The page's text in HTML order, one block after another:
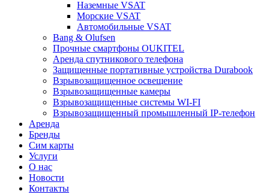
Наземные VSAT
Морские VSAT
Автомобильные VSAT
Bang & Olufsen
Прочные смартфоны OUKITEL
Аренда спутникового телефона
Защищенные портативные устройства Durabook
Взрывозащищенное освещение
Взрывозащищенные камеры
Взрывозащищенные системы WI-FI
Взрывозащищенный промышленный IP-телефон
Аренда
Бренды
Сим карты
Услуги
О нас
Новости
Контакты